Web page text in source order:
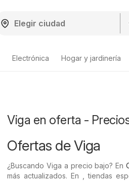
Electrónica Hogar y jardinería
Viga en oferta -
Ofertas de Viga
¿Buscando Viga a precio bajo? En
más actualizados. En , tiendas